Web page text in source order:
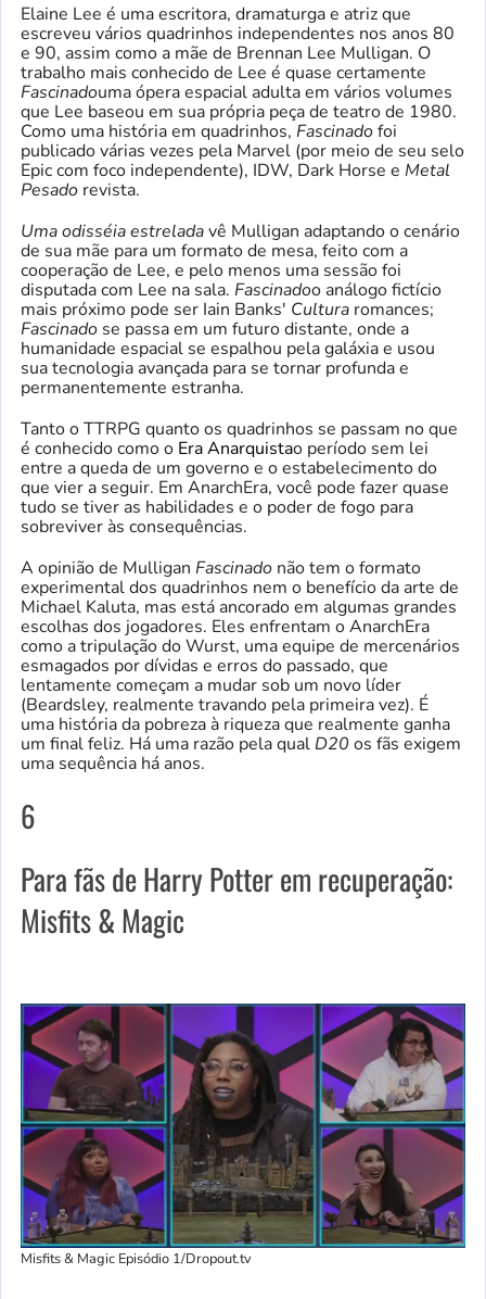
Elaine Lee é uma escritora, dramaturga e atriz que
escreveu vários quadrinhos independentes nos anos 80
e 90, assim como a mãe de Brennan Lee Mulligan. O
trabalho mais conhecido de Lee é quase certamente
Fascinadouma ópera espacial adulta em vários volumes
que Lee baseou em sua própria peça de teatro de 1980.
Como uma história em quadrinhos, Fascinadofoi
publicado várias vezes pela Marvel (por meio de seu selo
Epic com foco independente), IDW, Dark Horse e Metal
Pesado revista.
Uma odisséia estreladavê Mulligan adaptando o cenário
de sua mãe para um formato de mesa, feito com a
cooperação de Lee, e pelo menos uma sessão foi
disputada com Lee na sala. Fascinadoo análogo fictício
mais próximo pode ser Iain Banks' Cultura romances;
Fascinado se passa em um futuro distante, onde a
humanidade espacial se espalhou pela galáxia e usou
sua tecnologia avançada para se tornar profunda e
permanentemente estranha.
Tanto o TTRPG quanto os quadrinhos se passam no que
é conhecido como o Era Anarquistao período sem lei
entre a queda de um governo e o estabelecimento do
que vier a seguir. Em AnarchEra, você pode fazer quase
tudo se tiver as habilidades e o poder de fogo para
sobreviver às consequências.
A opinião de Mulligan Fascinado não tem o formato
experimental dos quadrinhos nem o benefício da arte de
Michael Kaluta, mas está ancorado em algumas grandes
escolhas dos jogadores. Eles enfrentam o AnarchEra
como a tripulação do Wurst, uma equipe de mercenários
esmagados por dívidas e erros do passado, que
lentamente começam a mudar sob um novo líder
(Beardsley, realmente travando pela primeira vez). É
uma história da pobreza à riqueza que realmente ganha
um final feliz. Há uma razão pela qual D20 os fãs exigem
uma sequência há anos.
6
Para fãs de Harry Potter em recuperação:
Misfits & Magic
Misfits & Magic Episódio 1/Dropout.tv